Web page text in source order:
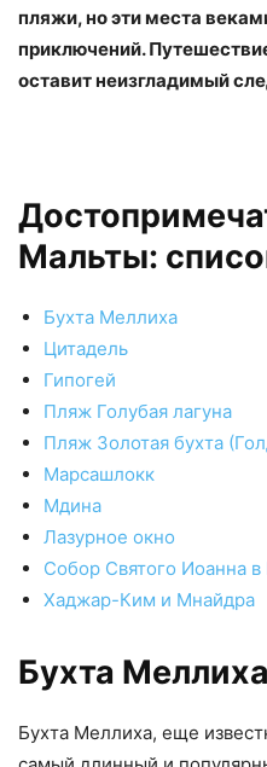
пляжи, но эти места
приключений.
оставит неизгладимый
Мальты:
Бухта Меллиха
Цитадель
Гипогей
Пляж Голубая лагуна
Пляж Золотая бухта
Марсашлокк
Мдина
Лазурное окно
Собор Святого Иоанна в
Хаджар-Ким и Мнайдра
Бухта Меллиха
Бухта Меллиха, еще